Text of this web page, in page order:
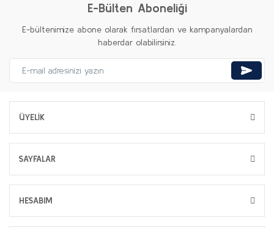
E-Bülten Aboneliği
E-bültenimize abone olarak fırsatlardan ve kampanyalardan
haberdar olabilirsiniz.
ÜYELİK
SAYFALAR
HESABIM